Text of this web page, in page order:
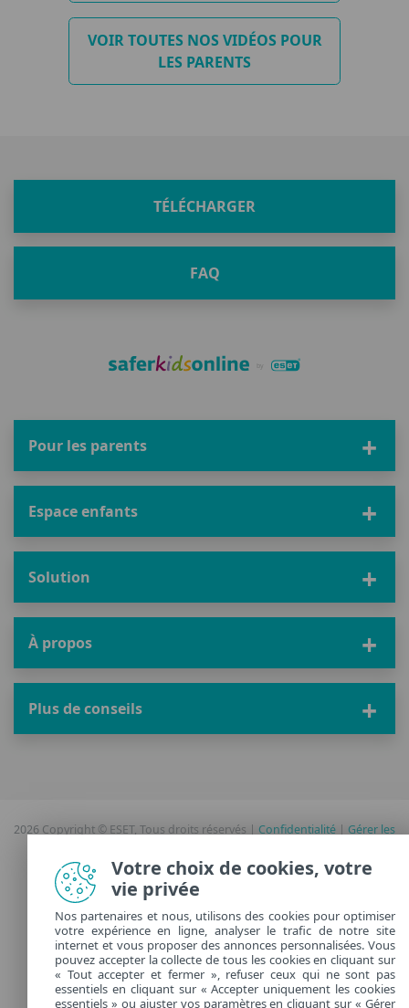
VOIR TOUTES NOS VIDÉOS POUR
LES PARENTS
TÉLÉCHARGER
FAQ
Pour les parents
Espace enfants
Solution
À propos
Plus de conseils
2026 Copyright © ESET, Tous droits réservés | Confidentialité | Gérer les
France
Votre choix de cookies, votre
vie privée
Nos partenaires et nous, utilisons des cookies pour optimiser
votre expérience en ligne, analyser le trafic de notre site
internet et vous proposer des annonces personnalisées. Vous
pouvez accepter la collecte de tous les cookies en cliquant sur
« Tout accepter et fermer », refuser ceux qui ne sont pas
essentiels en cliquant sur « Accepter uniquement les cookies
essentiels » ou ajuster vos paramètres en cliquant sur « Gérer